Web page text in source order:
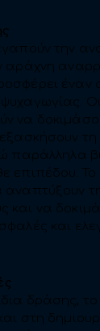
την
αράχνη
έναν
Οι
να
τη
παράλληλα
επιπέδου. Το
και να
και
δράσης, το
στη